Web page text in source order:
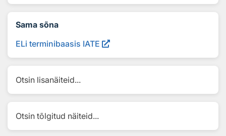
Sama sõna
ELi terminibaasis IATE
Otsin lisanäiteid...
Otsin tõlgitud näiteid...